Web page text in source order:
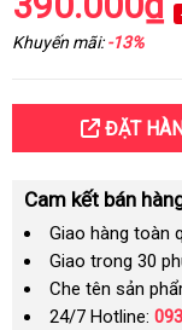
Khuyến mãi:-13%
ĐẶT
Cam kết bán
Giao hàng toàn
Giao trong 30
Che tên sản
24/7 Hotline: